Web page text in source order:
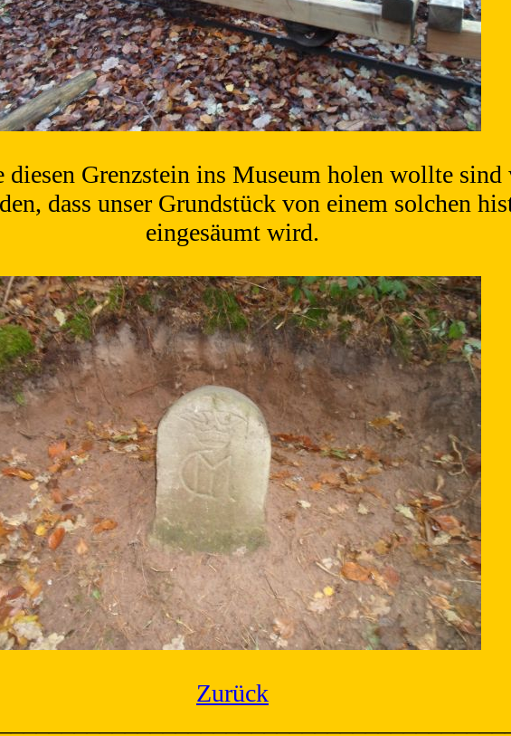
diesen Grenzstein ins Museum holen wollte sind
dass unser Grundstück von einem solchen
eingesäumt wird.
Zurück